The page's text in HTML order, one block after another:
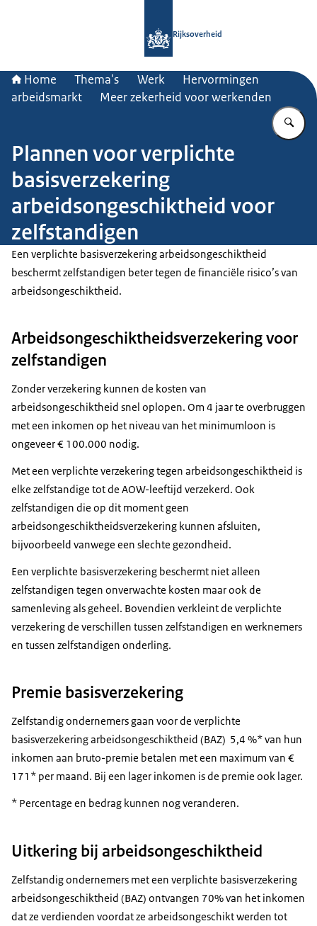
Rijksoverheid
Home Thema's Werk
Hervormingen
arbeidsmarkt
Meer zekerheid voor werkenden
Plannen voor verplichte
basisverzekering
arbeidsongeschiktheid voor
zelfstandigen
Een verplichte basisverzekering arbeidsongeschiktheid
beschermt zelfstandigen beter tegen de financiële risico’s van
arbeidsongeschiktheid.
Arbeidsongeschiktheidsverzekering voor
zelfstandigen
Zonder verzekering kunnen de kosten van
arbeidsongeschiktheid snel oplopen. Om 4 jaar te overbruggen
met een inkomen op het niveau van het minimumloon is
ongeveer € 100.000 nodig.
Met een verplichte verzekering tegen arbeidsongeschiktheid is
elke zelfstandige tot de AOW-leeftijd verzekerd. Ook
zelfstandigen die op dit moment geen
arbeidsongeschiktheidsverzekering kunnen afsluiten,
bijvoorbeeld vanwege een slechte gezondheid.
Een verplichte basisverzekering beschermt niet alleen
zelfstandigen tegen onverwachte kosten maar ook de
samenleving als geheel. Bovendien verkleint de verplichte
verzekering de verschillen tussen zelfstandigen en werknemers
en tussen zelfstandigen onderling.
Premie basisverzekering
Zelfstandig ondernemers gaan voor de verplichte
basisverzekering arbeidsongeschiktheid (BAZ) 5,4 %* van hun
inkomen aan bruto-premie betalen met een maximum van €
171* per maand. Bij een lager inkomen is de premie ook lager.
* Percentage en bedrag kunnen nog veranderen.
Uitkering bij arbeidsongeschiktheid
Zelfstandig ondernemers met een verplichte basisverzekering
arbeidsongeschiktheid (BAZ) ontvangen 70% van het inkomen
dat ze verdienden voordat ze arbeidsongeschikt werden tot